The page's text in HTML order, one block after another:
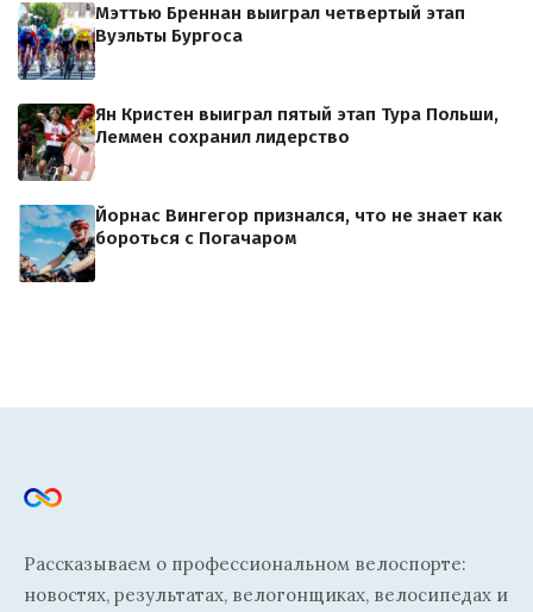
Мэттью Бреннан выиграл четвертый этап
Вуэльты Бургоса
Ян Кристен выиграл пятый этап Тура Польши,
Леммен сохранил лидерство
Йорнас Вингегор признался, что не знает как
бороться с Погачаром
Рассказываем о профессиональном велоспорте:
новостях, результатах, велогонщиках, велосипедах и